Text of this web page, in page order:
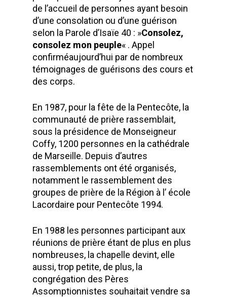
de l’accueil de personnes ayant besoin
d’une consolation ou d’une guérison
selon la Parole d’Isaïe 40 : »Consolez,
consolez mon peuple« . Appel
confirméaujourd’hui par de nombreux
témoignages de guérisons des cours et
des corps.
En 1987, pour la fête de la Pentecôte, la
communauté de prière rassemblait,
sous la présidence de Monseigneur
Coffy, 1200 personnes en la cathédrale
de Marseille. Depuis d’autres
rassemblements ont été organisés,
notamment le rassemblement des
groupes de prière de la Région à l’ école
Lacordaire pour Pentecôte 1994.
En 1988 les personnes participant aux
réunions de prière étant de plus en plus
nombreuses, la chapelle devint, elle
aussi, trop petite, de plus, la
congrégation des Pères
Assomptionnistes souhaitait vendre sa